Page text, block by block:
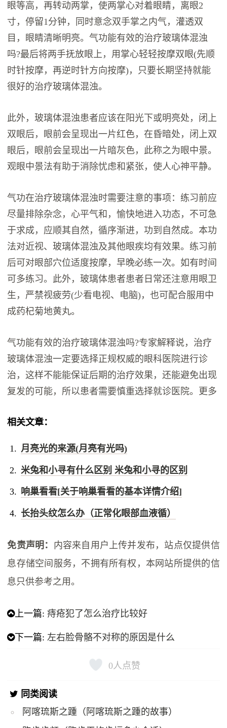
眼等高，再转动两掌，使两掌心对着眼睛，离眼2
寸，停留1分钟，同时意念双手掌之内气，灌透双
目，眼睛清晰明亮。气功能有效的治疗玻璃体混浊
吗?最后将两手抚放眼上，用掌心轻轻按摩双眼(先顺
时针按摩，再逆时针方向按摩)，只要长期坚持就能
很好的治疗玻璃体混浊。
此外，玻璃体混浊患者应该在阳光下或明亮处，闭上
双眼后，眼前会呈现出一片红色，在昏暗处，闭上双
眼后，眼前会呈现出一片暗灰色，此称之为眼中景。
观眼中景法有助于消除忧虑和紧张，使人心神平静。
气功在治疗玻璃体混浊时需要注意的事项：练习前应
尽量排除杂念，心平气和，愉快地进入功态，不可急
于求成，应顺其自然，循序渐进，功到自然成。本功
法对近视、玻璃体混浊及其他眼疾均有效果。练习前
后可对眼部穴位适度按摩，早晚必练一次。如有时间
可多练习。此外，玻璃体患者患者日常还注意用眼卫
生，严禁视疲劳(少看电视、电脑)，也可配合服用中
成药杞菊地黄丸。
气功能有效的治疗玻璃体混浊吗?专家解释说，治疗
玻璃体混浊一定要选择正规权威的眼科医院进行诊
治，这样不能能保证后期的治疗效果，还能避免出现
复发的可能，所以患者需要慎重选择就诊医院。更多
相关文章：
月亮光的来源(月亮有光吗)
米兔和小寻有什么区别 米兔和小寻的区别
响巢看看[关于响巢看看的基本详情介绍]
长抬头纹怎么办（正常化眼部血液循）
免责声明： 内容来自用户上传并发布，站点仅提供信
息存储空间服务，不拥有所有权，本网站所提供的信
息只供参考之用。
上一篇:痔疮犯了怎么治疗比较好
下一篇:左右脸骨骼不对称的原因是什么
0人点赞
同类阅读
阿喀琉斯之踵（阿喀琉斯之踵的故事）